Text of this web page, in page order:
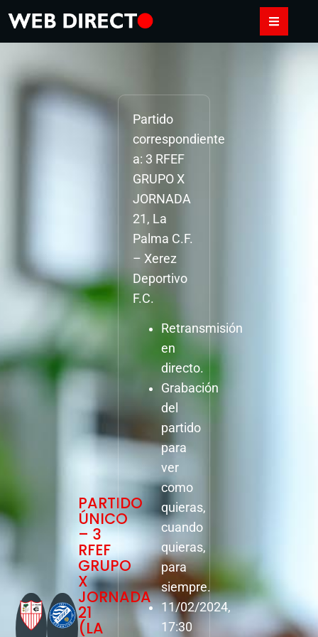
PARTIDO
ÚNICO
– 3
RFEF
GRUPO
X
JORNADA
21
(LA
Partido
correspondiente
a: 3 RFEF
GRUPO X
JORNADA
21, La
Palma C.F.
– Xerez
Deportivo
F.C.
Retransmisión
en
directo.
Grabación
del
partido
para
ver
como
quieras,
cuando
quieras,
para
siempre.
11/02/2024,
17:30